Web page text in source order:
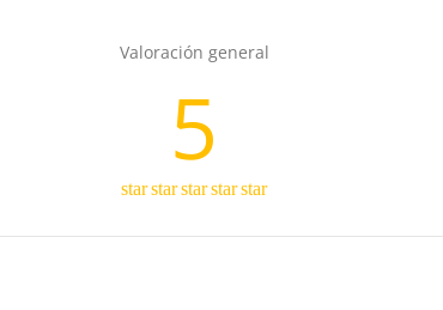
Valoración general
5
starstarstarstarstar